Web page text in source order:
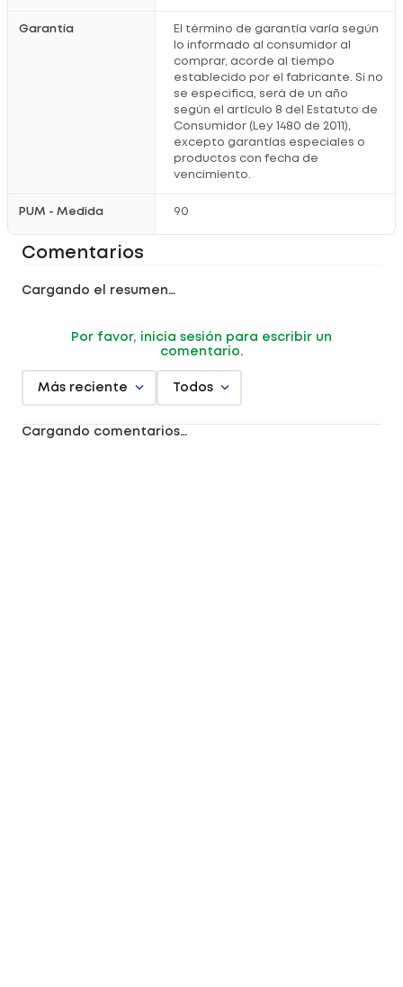
Garantía
El término de garantía varía según
lo informado al consumidor al
comprar, acorde al tiempo
establecido por el fabricante. Si no
se especifica, será de un año
según el artículo 8 del Estatuto de
Consumidor (Ley 1480 de 2011),
excepto garantías especiales o
productos con fecha de
vencimiento.
PUM - Medida 90
Comentarios
Cargando el resumen…
Por favor, inicia sesión para escribir un
comentario.
Más reciente Todos
Cargando comentarios…